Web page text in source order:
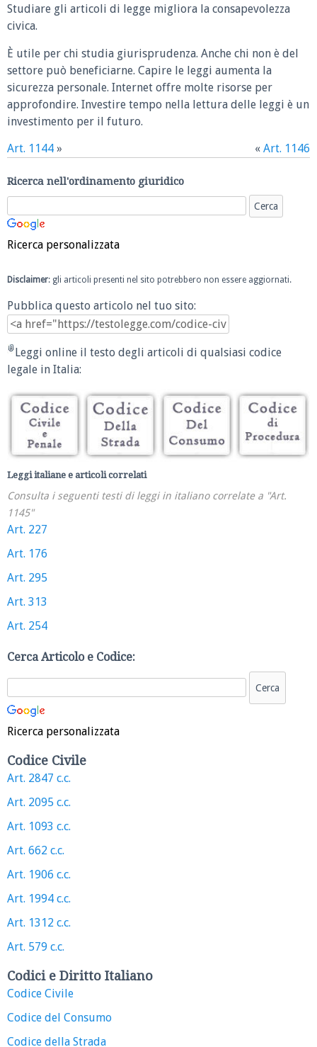
Studiare gli articoli di legge migliora la consapevolezza
civica.
È utile per chi studia giurisprudenza. Anche chi non è del
settore può beneficiarne. Capire le leggi aumenta la
sicurezza personale. Internet offre molte risorse per
approfondire. Investire tempo nella lettura delle leggi è un
investimento per il futuro.
Art. 1144 » « Art. 1146
Ricerca nell'ordinamento giuridico
Ricerca personalizzata
Disclaimer: gli articoli presenti nel sito potrebbero non essere aggiornati.
Pubblica questo articolo nel tuo sito:
Leggi online il testo degli articoli di qualsiasi codice
legale in Italia:
Leggi italiane e articoli correlati
Consulta i seguenti testi di leggi in italiano correlate a "Art.
1145"
Art. 227
Art. 176
Art. 295
Art. 313
Art. 254
Cerca Articolo e Codice:
Ricerca personalizzata
Codice Civile
Art. 2847 c.c.
Art. 2095 c.c.
Art. 1093 c.c.
Art. 662 c.c.
Art. 1906 c.c.
Art. 1994 c.c.
Art. 1312 c.c.
Art. 579 c.c.
Codici e Diritto Italiano
Codice Civile
Codice del Consumo
Codice della Strada